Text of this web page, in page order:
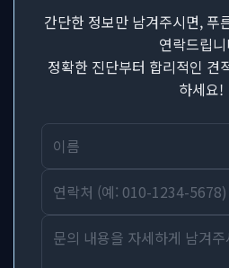
간단한 정보만 남겨주시면, 푸
연락드립
정확한 진단부터 합리적인 견
하세요!